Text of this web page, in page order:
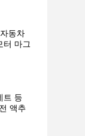
동차
터 마그
트 등
액추